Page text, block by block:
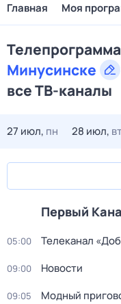
Главная Моя
Минусинске
все ТВ-каналы
27 июл, пн 28 июл,
Первый
05:00 Телеканал
09:00 Новости
09:05 Модный